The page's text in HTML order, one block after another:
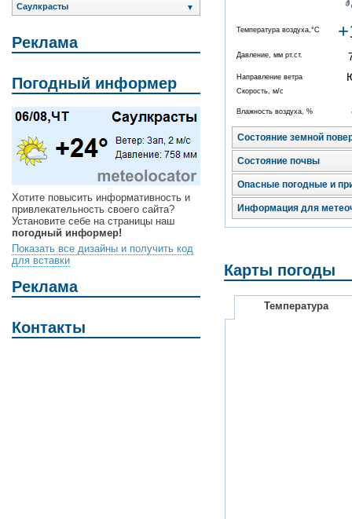
Саулкрасты ▼
Реклама
Погодный информер
Хотите повысить информативность и
привлекательность своего сайта?
Установите себе на страницы наш
погодный информер!
Показать все дизайны и получить код
для вставки
Реклама
Контакты
Температура воздуха,°C
Давление, мм рт.ст.
Направление ветра
Скорость, м/с
Влажность воздуха, %
Состояние земной
Состояние почвы
Опасные погодные и
Информация для
Карты погоды
Температура